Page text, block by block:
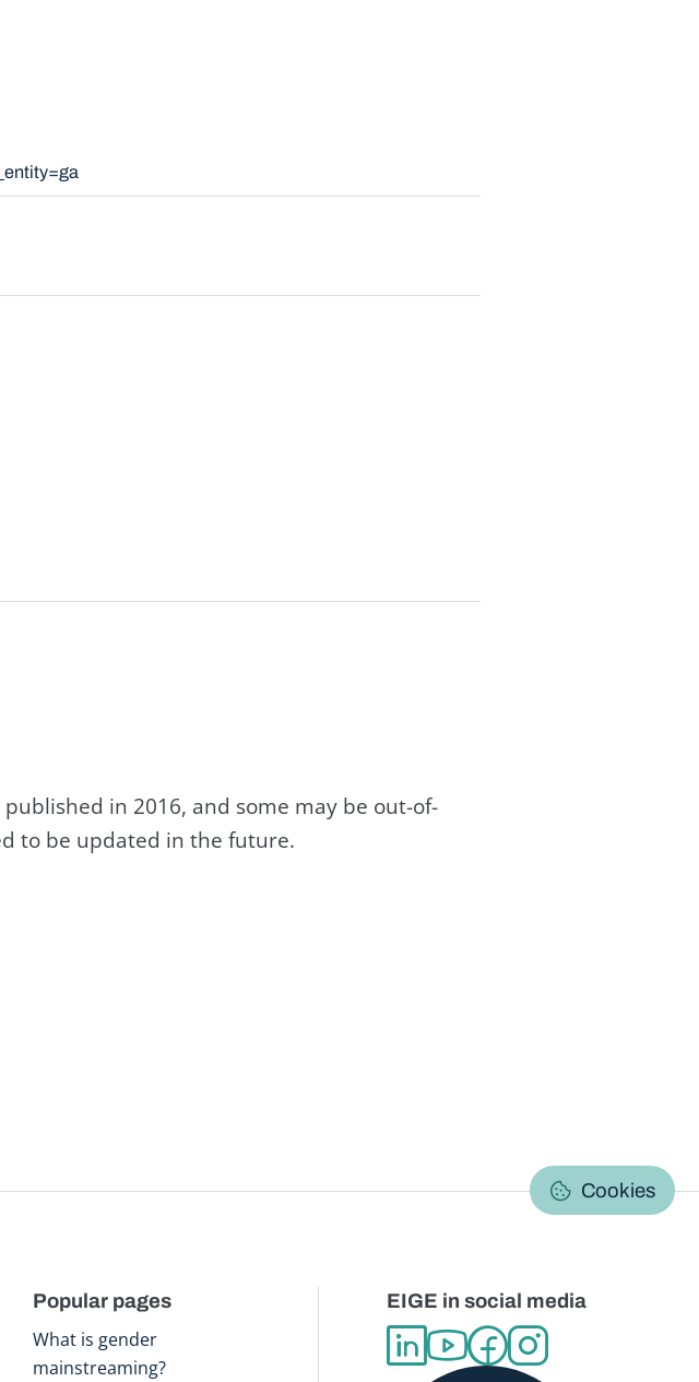
in 2016, and some may be out-of-
to be updated in the future.
Cookies
Popular pages
What is gender
mainstreaming?
EIGE in social media